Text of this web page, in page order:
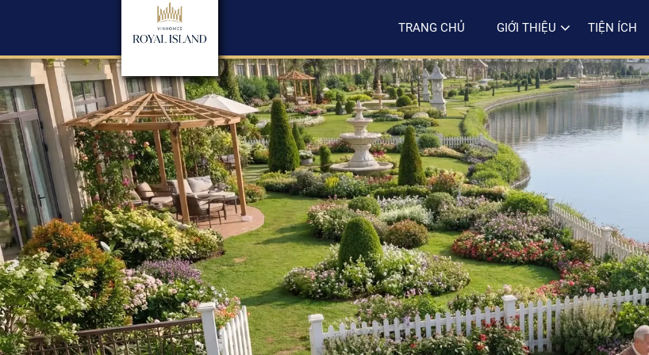
TRANG CHỦ GIỚI THIỆU TIỆN ÍCH